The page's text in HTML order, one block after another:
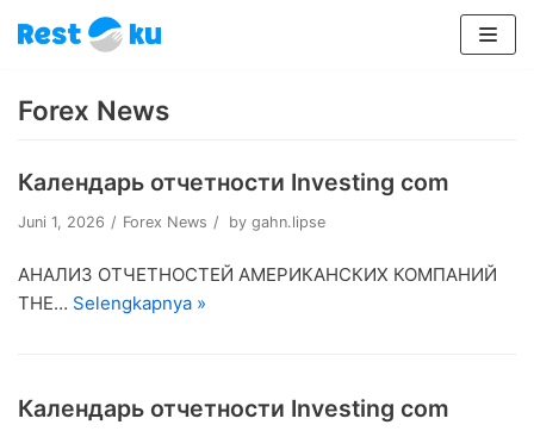
konten
Forex News
Календарь отчетности Investing com
Juni 1, 2026 Forex News by gahn.lipse
АНАЛИЗ ОТЧЕТНОСТЕЙ АМЕРИКАНСКИХ КОМПАНИЙ
THE… Selengkapnya »
Календарь отчетности Investing com